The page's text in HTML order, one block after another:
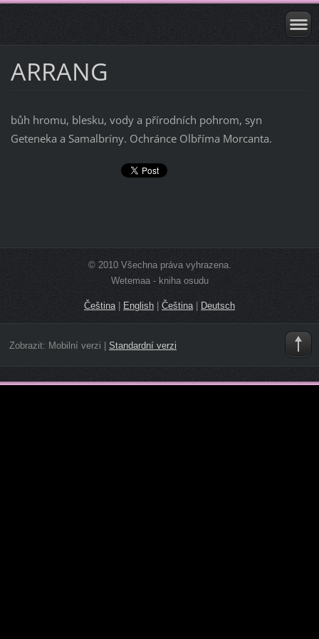
ARRANG
bůh hromu, blesku, vody a přírodních pohrom, syn
Geteneka a Samalbríny. Ochránce Olbříma Morcanta.
© 2010 Všechna práva vyhrazena.
Wetemaa - kniha osudu
Čeština| English Čeština| Deutsch
Zobrazit: Mobilní verzi | Standardní verzi